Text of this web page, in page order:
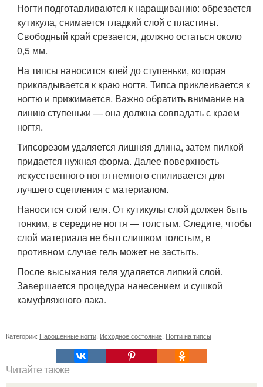
Ногти подготавливаются к наращиванию: обрезается
кутикула, снимается гладкий слой с пластины.
Свободный край срезается, должно остаться около
0,5 мм.
На типсы наносится клей до ступеньки, которая
прикладывается к краю ногтя. Типса приклеивается к
ногтю и прижимается. Важно обратить внимание на
линию ступеньки — она должна совпадать с краем
ногтя.
Типсорезом удаляется лишняя длина, затем пилкой
придается нужная форма. Далее поверхность
искусственного ногтя немного спиливается для
лучшего сцепления с материалом.
Наносится слой геля. От кутикулы слой должен быть
тонким, в середине ногтя — толстым. Следите, чтобы
слой материала не был слишком толстым, в
противном случае гель может не застыть.
После высыхания геля удаляется липкий слой.
Завершается процедура нанесением и сушкой
камуфляжного лака.
Категории: Нарощенные ногти Исходное состояние Ногти на типсы
Читайте также